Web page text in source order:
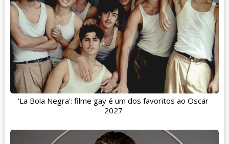
'La Bola Negra': filme gay é um dos favoritos ao Oscar
2027